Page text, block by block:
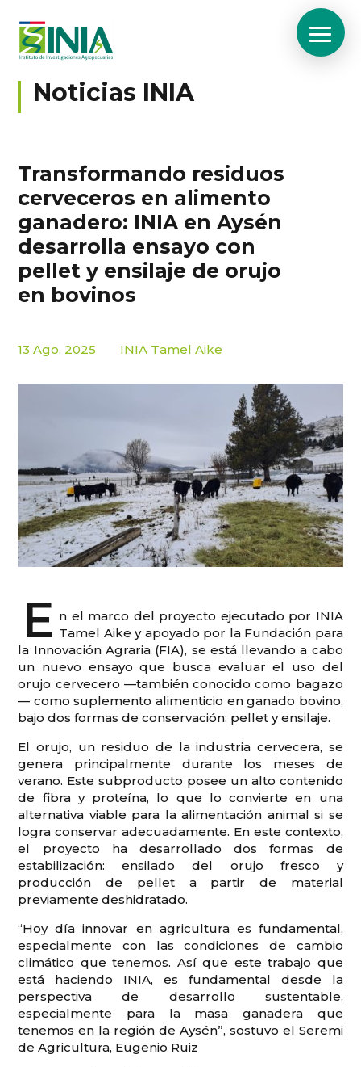
Noticias INIA
Transformando residuos
cerveceros en alimento
ganadero: INIA en Aysén
desarrolla ensayo con
pellet y ensilaje de orujo
en bovinos
13 Ago, 2025 INIA Tamel Aike
E n el marco del proyecto ejecutado por INIA
Tamel Aike y apoyado por la Fundación para
la Innovación Agraria (FIA), se está llevando a cabo
un nuevo ensayo que busca evaluar el uso del
orujo cervecero —también conocido como bagazo
— como suplemento alimenticio en ganado bovino,
bajo dos formas de conservación: pellet y ensilaje.
El orujo, un residuo de la industria cervecera, se
genera principalmente durante los meses de
verano. Este subproducto posee un alto contenido
de fibra y proteína, lo que lo convierte en una
alternativa viable para la alimentación animal si se
logra conservar adecuadamente. En este contexto,
el proyecto ha desarrollado dos formas de
estabilización: ensilado del orujo fresco y
producción de pellet a partir de material
previamente deshidratado.
“Hoy día innovar en agricultura es fundamental,
especialmente con las condiciones de cambio
climático que tenemos. Así que este trabajo que
está haciendo INIA, es fundamental desde la
perspectiva de desarrollo sustentable,
especialmente para la masa ganadera que
tenemos en la región de Aysén”, sostuvo el Seremi
de Agricultura, Eugenio Ruiz